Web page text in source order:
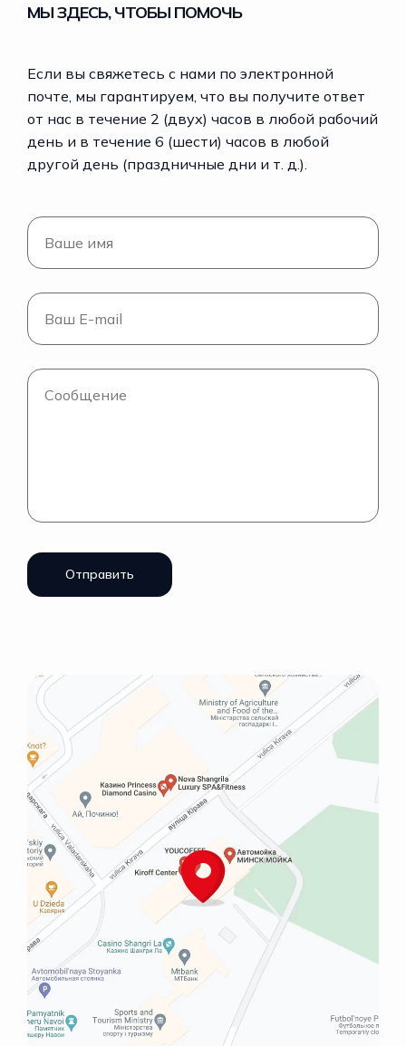
МЫ ЗДЕСЬ, ЧТОБЫ ПОМОЧЬ
Если вы свяжетесь с нами по электронной
почте, мы гарантируем, что вы получите ответ
от нас в течение 2 (двух) часов в любой рабочий
день и в течение 6 (шести) часов в любой
другой день (праздничные дни и т. д.).
Отправить